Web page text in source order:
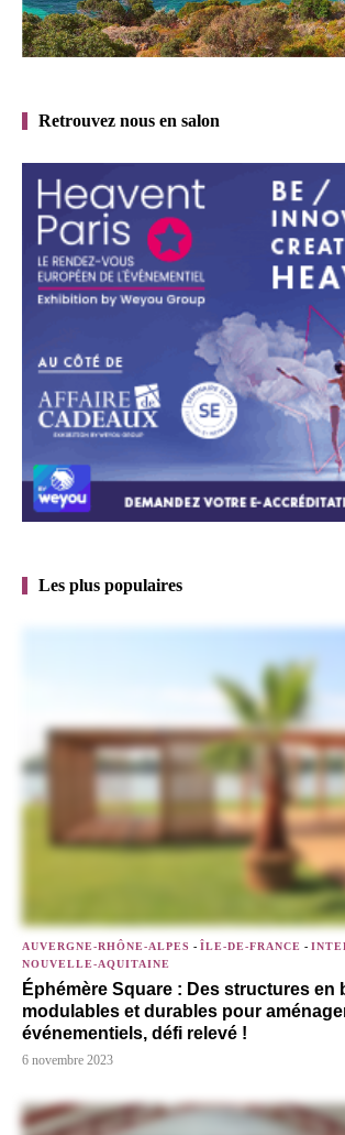
Retrouvez nous en salon
Les plus populaires
AUVERGNE-RHÔNE-ALPES - ÎLE-DE-FRANCE -
NOUVELLE-AQUITAINE
Éphémère Square : Des structures en
modulables et durables pour
événementiels, défi relevé !
6 novembre 2023